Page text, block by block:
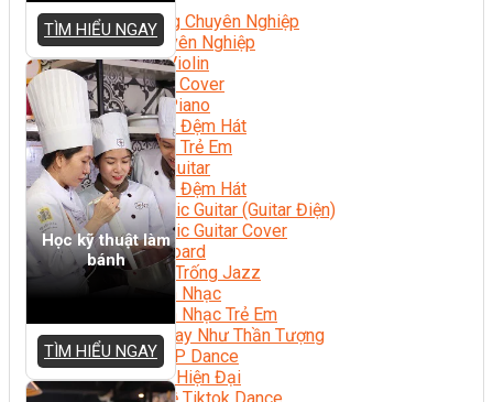
Nhạc Công Chuyên Nghiệp
Ca Sĩ Chuyên Nghiệp
Học Đàn Violin
Học Violin Cover
Học Đàn Piano
Học Piano Đệm Hát
Học Piano Trẻ Em
Học Đàn Guitar
Học Guitar Đệm Hát
Học Electric Guitar (Guitar Điện)
Học Electric Guitar Cover
Học Keyboard
Học Đánh Trống Jazz
Học Thanh Nhạc
Học Thanh Nhạc Trẻ Em
Học Hát Hay Như Thần Tượng
Học K-POP Dance
Học Nhảy Hiện Đại
TÌM HIỂU NGAY
Học kỹ thuật làm
bánh
TÌM HIỂU NGAY